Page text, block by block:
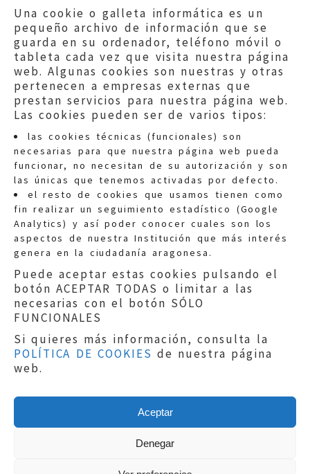
Una cookie o galleta informática es un
pequeño archivo de información que se
guarda en su ordenador, teléfono móvil o
tableta cada vez que visita nuestra página
web. Algunas cookies son nuestras y otras
pertenecen a empresas externas que
prestan servicios para nuestra página web.
Las cookies pueden ser de varios tipos:
las cookies técnicas (funcionales) son
necesarias para que nuestra página web pueda
funcionar, no necesitan de su autorización y son
las únicas que tenemos activadas por defecto.
el resto de cookies que usamos tienen como
fin realizar un seguimiento estadístico (Google
Analytics) y así poder conocer cuales son los
aspectos de nuestra Institución que más interés
genera en la ciudadanía aragonesa.
Puede aceptar estas cookies pulsando el
botón ACEPTAR TODAS o limitar a las
necesarias con el botón SÓLO
FUNCIONALES
Si quieres más información, consulta la
POLÍTICA DE COOKIES de nuestra página
web.
Aceptar
Denegar
Quejas:quejas@eljusticiadearagon.es
Información general:
informacion@eljusticiadearagon.es
Teléfonos:900 210 210/
Aviso legal|Política de privacidad|
Protección de Datos
Política de cookies
Copyright © 2019El Justicia de Aragón|
Sephor Consulting